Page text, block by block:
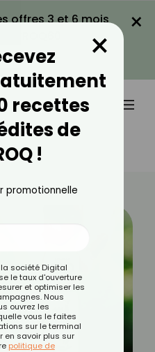
offres 3 et 6 mois
PROMO
×
recettes
de
!
×
promotionnelle
société Digital
le taux d'ouverture
et optimiser les
Nous
ouvrez les
vous le faites
sur le terminal
en savoir plus sur
politique de